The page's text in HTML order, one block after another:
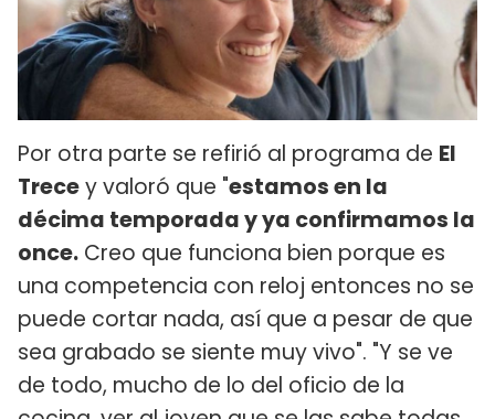
Por otra parte se refirió al programa de El
Trecey valoró que "estamos en la
décima temporada y ya confirmamos la
once. Creo que funciona bien porque es
una competencia con reloj entonces no se
puede cortar nada, así que a pesar de que
sea grabado se siente muy vivo". "Y se ve
de todo, mucho de lo del oficio de la